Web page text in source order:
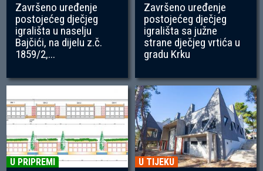
Završeno uređenje
postojećeg dječjeg
igrališta u naselju
Bajčići, na dijelu z.č.
1859/2,...
Završeno uređenje
postojećeg dječjeg
igrališta sa južne
strane dječjeg vrtića u
gradu Krku
U PRIPREMI U TIJEKU